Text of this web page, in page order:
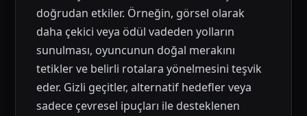
doğrudan etkiler. Örneğin, görsel olarak
daha çekici veya ödül vadeden yolların
sunulması, oyuncunun doğal merakını
tetikler ve belirli rotalara yönelmesini teşvik
eder. Gizli geçitler, alternatif hedefler veya
sadece çevresel ipuçları ile desteklenen